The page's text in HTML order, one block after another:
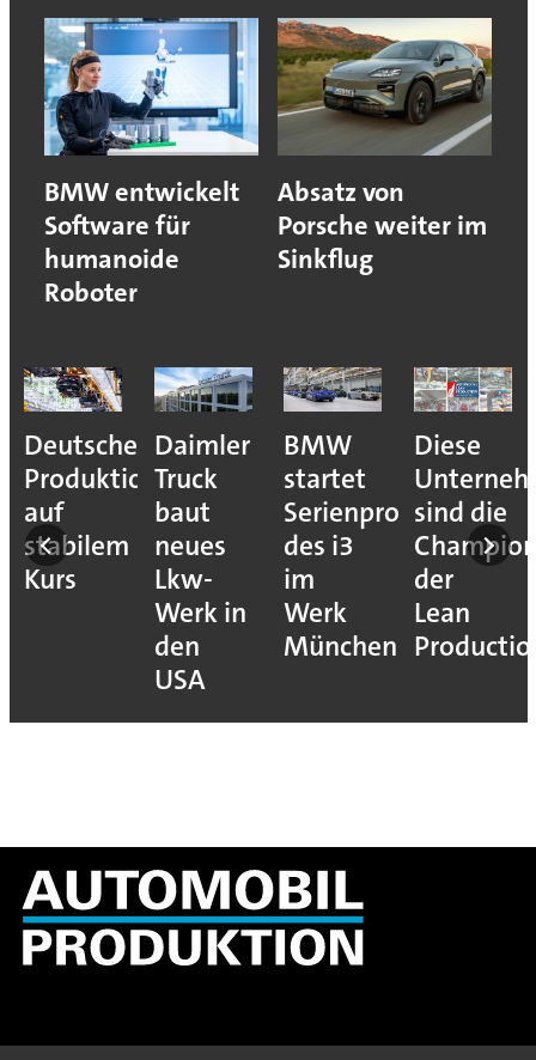
BMW entwickelt
Software für
humanoide
Roboter
Absatz von
Porsche weiter im
Sinkflug
Deutsche
Produktion
auf
stabilem
Kurs
Daimler
Truck
baut
neues
Lkw-
Werk in
den
USA
BMW
startet
Serienproduktion
des i3
im
Werk
München
Diese
sind die
der
Lean